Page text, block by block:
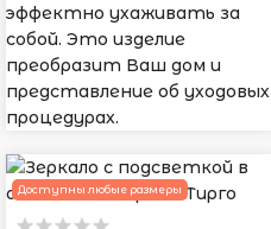
эффектно ухаживать за
собой. Это изделие
преобразит Ваш дом и
представление об уходовых
процедурах.
Доступны любые размеры